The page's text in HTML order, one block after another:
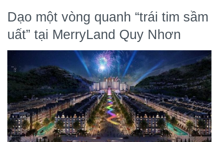
Dạo một vòng quanh “trái tim sầm
uất” tại MerryLand Quy Nhơn